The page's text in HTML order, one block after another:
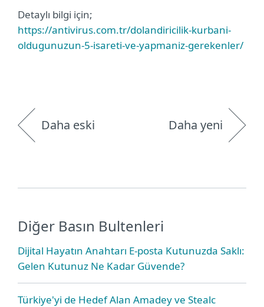
Detaylı bilgi için;
https://antivirus.com.tr/dolandiricilik-kurbani-
oldugunuzun-5-isareti-ve-yapmaniz-gerekenler/
Daha eski Daha yeni
Diğer Basın Bultenleri
Dijital Hayatın Anahtarı E-posta Kutunuzda Saklı:
Gelen Kutunuz Ne Kadar Güvende?
Türkiye'yi de Hedef Alan Amadey ve Stealc